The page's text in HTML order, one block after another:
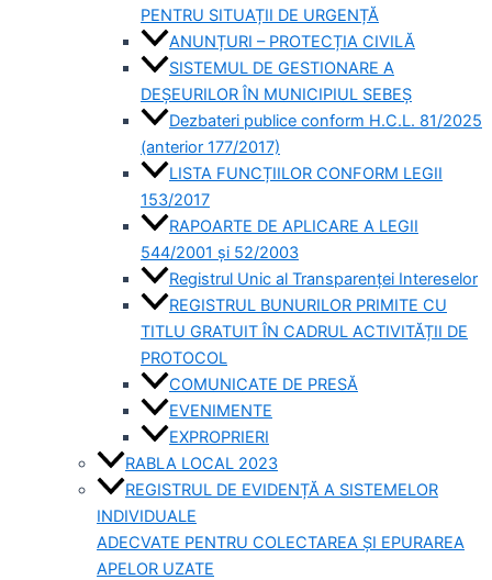
PENTRU SITUAȚII DE URGENȚĂ
ANUNȚURI – PROTECȚIA CIVILĂ
SISTEMUL DE GESTIONARE A
DEȘEURILOR ÎN MUNICIPIUL SEBEȘ
Dezbateri publice conform H.C.L. 81/2025
(anterior 177/2017)
LISTA FUNCȚIILOR CONFORM LEGII
153/2017
RAPOARTE DE APLICARE A LEGII
544/2001 și 52/2003
Registrul Unic al Transparenței Intereselor
REGISTRUL BUNURILOR PRIMITE CU
TITLU GRATUIT ÎN CADRUL ACTIVITĂȚII DE
PROTOCOL
COMUNICATE DE PRESĂ
EVENIMENTE
EXPROPRIERI
RABLA LOCAL 2023
REGISTRUL DE EVIDENȚĂ A SISTEMELOR
INDIVIDUALE
ADECVATE PENTRU COLECTAREA ȘI EPURAREA
APELOR UZATE